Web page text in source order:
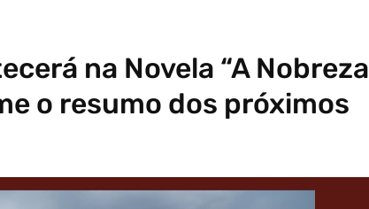
na Novela “A Nobreza
o resumo dos próximos